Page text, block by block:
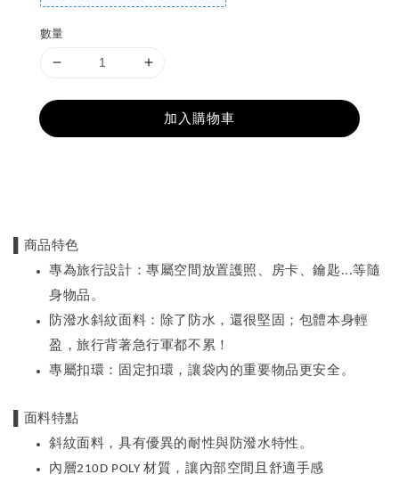
數量
加入購物車
▌商品特色
專為旅行設計：專屬空間放置護照、房卡、鑰匙 ...等隨
身物品。
防潑水斜紋面料：除了防水，還很堅固；包體本身輕
盈，旅行背著急行軍都不累！
專屬扣環：固定扣環，讓袋內的重要物品更安全。
▌面料特點
斜紋面料，具有優異的耐性與防潑水特性。
內層210D POLY材質，讓內部空間且舒適手感